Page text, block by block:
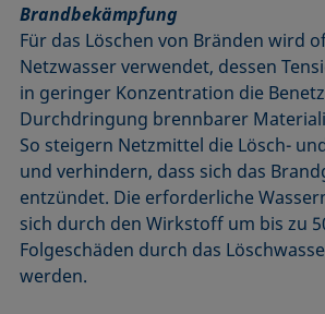
Brandbekämpfung
Für das Löschen von Bränden wird
Netzwasser verwendet, dessen
in geringer Konzentration die
Durchdringung brennbarer
So steigern Netzmittel die Lösch-
und verhindern, dass sich das
entzündet. Die erforderliche
sich durch den Wirkstoff um bis zu
Folgeschäden durch das
werden.